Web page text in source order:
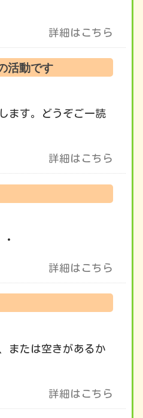
詳細はこちら
活動です
ます。どうぞご一読
詳細はこちら
詳細はこちら
または空きがあるか
詳細はこちら